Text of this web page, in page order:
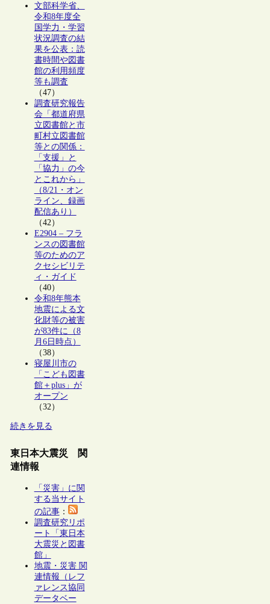
文部科学省、
令和8年度全
国学力・学習
状況調査の結
果を公表：読
書時間や図書
館の利用頻度
等も調査
（47）
調査研究報告
会「都道府県
立図書館と市
町村立図書館
等との関係：
「支援」と
「協力」の今
とこれから」
（8/21・オン
ライン、録画
配信あり）
（42）
E2904 – フラ
ンスの図書館
等のためのア
クセシビリテ
ィ・ガイド
（40）
令和8年熊本
地震による文
化財等の被害
が83件に（8
月6日時点）
（38）
寝屋川市の
「こども図書
館＋plus」が
オープン
（32）
続きを見る
東日本大震災 関
連情報
「災害」に関
する当サイト
の記事：
調査研究リポ
ート「東日本
大震災と図書
館」
地震・災害 関
連情報（レフ
ァレンス協同
データベー